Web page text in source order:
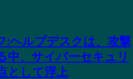
:ヘルプデスクは、攻撃
中、サイバーセキュリ
として浮上